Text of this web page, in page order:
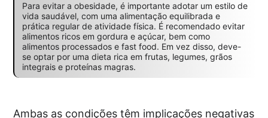
Para evitar a obesidade, é importante adotar um estilo de
vida saudável, com uma alimentação equilibrada e
prática regular de atividade física. É recomendado evitar
alimentos ricos em gordura e açúcar, bem como
alimentos processados e fast food. Em vez disso, deve-
se optar por uma dieta rica em frutas, legumes, grãos
integrais e proteínas magras.
Ambas as condições têm implicações negativas